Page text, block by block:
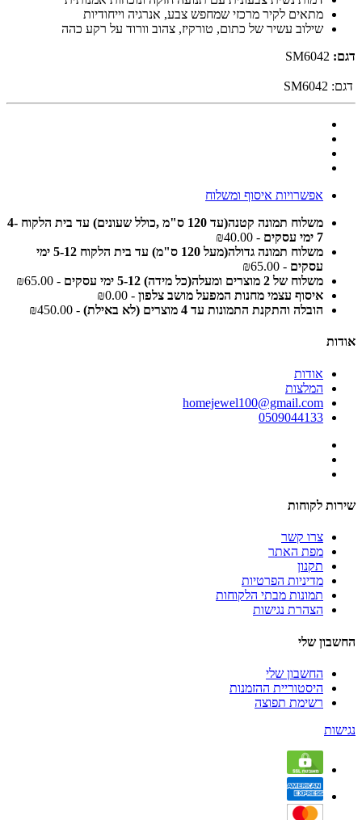
מתאים לקיר מרכזי שמחפש צבע, אנרגיה וייחודיות
שילוב עשיר של כתום, טורקיז, צהוב וורוד על רקע כהה
דגם:
דגם: SM6042
אפשרויות איסוף ומשלוח
משלוח תמונה קטנה(עד 120 ס"מ ,כולל שעונים) עד בית הלקוח 4-
7 ימי עסקים
- ₪40.00
משלוח תמונה גדולה(מעל 120 ס"מ) עד בית הלקוח 5-12 ימי
עסקים - ₪65.00
משלוח של 2 מוצרים ומעלה(כל מידה) 5-12 ימי עסקים
- ₪65.00
איסוף עצמי מחנות המפעל מושב צלפון - ₪0.00
הובלה והתקנת התמונות עד 4 מוצרים (לא באילת)
- ₪450.00
אודות
אודות
המלצות
homejewel100@gmail.com
0509044133
שירות לקוחות
צרו קשר
מפת האתר
תקנון
מדיניות הפרטיות
תמונות מבתי הלקוחות
הצהרת נגישות
החשבון שלי
החשבון שלי
היסטוריית ההזמנות
רשימת תפוצה
נגישות